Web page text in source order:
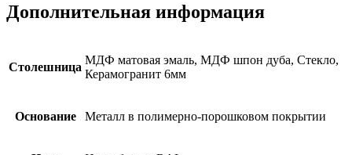
Дополнительная информация
Столешница
МДФ матовая эмаль, МДФ шпон дуба, Стекло,
Керамогранит 6мм
Основание Металл в полимерно-порошковом покрытии